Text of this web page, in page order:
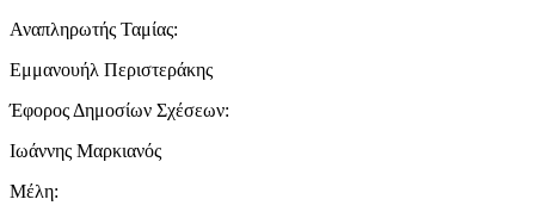
Αναπληρωτής Ταμίας:
Εμμανουήλ Περιστεράκης
Έφορος Δημοσίων Σχέσεων:
Ιωάννης Μαρκιανός
Μέλη: